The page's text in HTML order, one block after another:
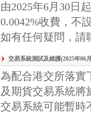
由2025年6月30日
0.0042%收費，不
如有任何疑問，請
交易系統測試及維護(2025年06
為配合港交所落實
及期貨交易系統將
交易系統可能暫時